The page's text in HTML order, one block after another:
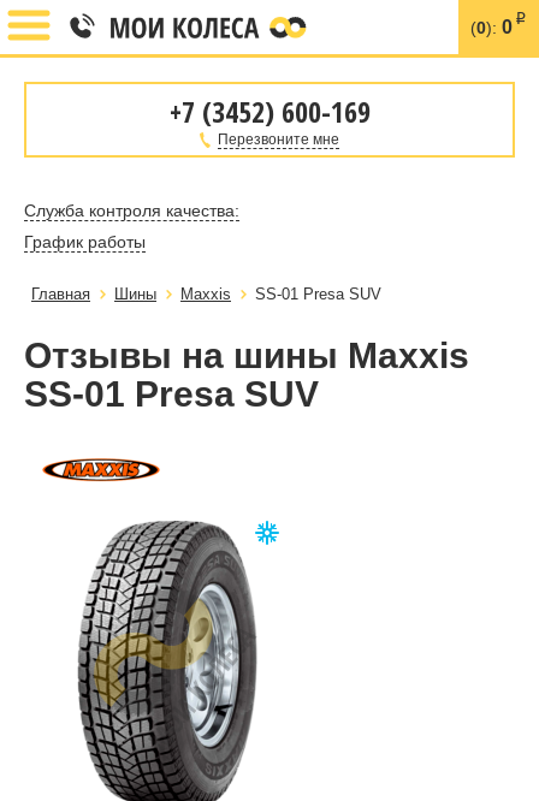
(0): 0 i
+7 (3452) 600-169
Перезвоните мне
Служба контроля качества:
График работы
Главная Шины Maxxis SS-01 Presa SUV
Отзывы на шины Maxxis
SS-01 Presa SUV